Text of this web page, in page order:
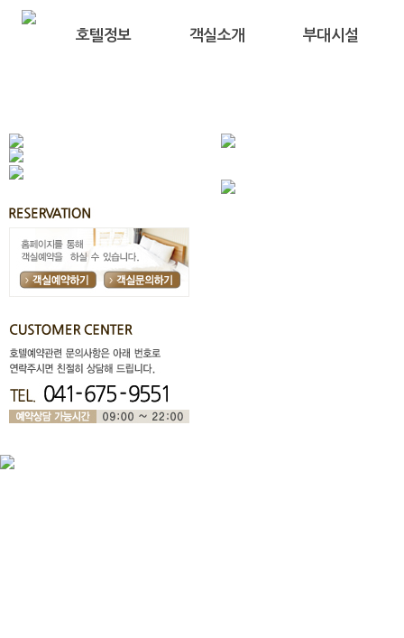
호텔정보 객실소개 부대시설